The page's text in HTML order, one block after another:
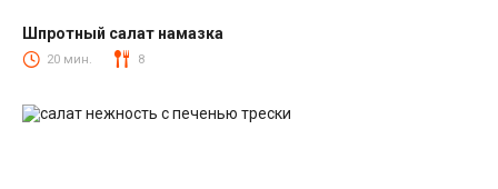
Салаты со шпротами
Шпротный салат намазка
20 мин. 8